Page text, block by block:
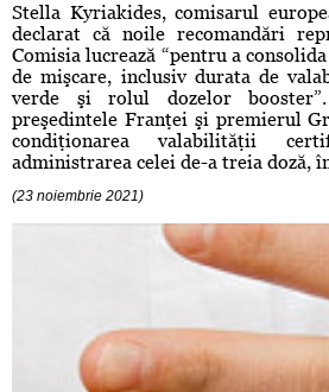
Stella Kyriakides, comisarul
declarat că noile recomandări
Comisia lucrează “pentru a
de mişcare, inclusiv durata de
verde şi rolul dozelor booster”.
preşedintele Franţei şi premierul
condiţionarea valabilităţii
administrarea celei de-a treia doză,
(23 noiembrie 2021)